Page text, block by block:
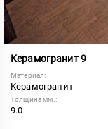
Керамогранит 9
Материал:
Керамогранит
Толщина мм.:
9.0